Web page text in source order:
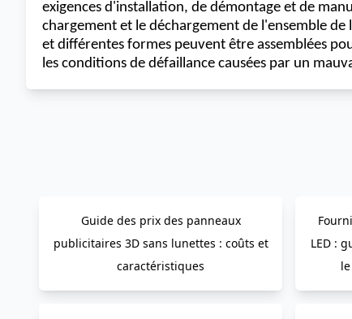
exigences d'installation, de démontage et de
chargement et le déchargement de l'ensemble
et différentes formes peuvent être assemblées
les conditions de défaillance causées par un
Guide des prix des panneaux
publicitaires 3D sans lunettes : coûts et
caractéristiques
LED :